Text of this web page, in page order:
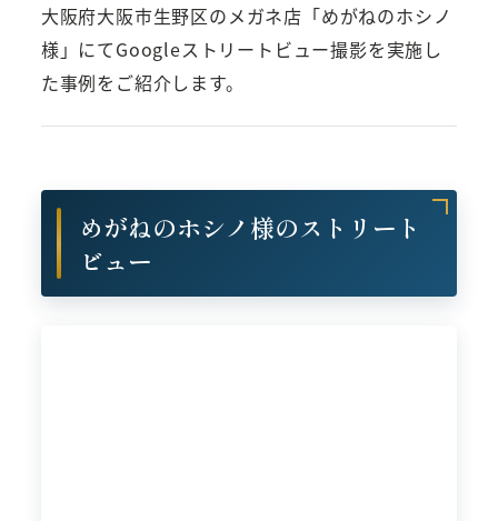
大阪府大阪市生野区のメガネ店「めがねのホシノ
様」にてGoogleストリートビュー撮影を実施し
た事例をご紹介します。
めがねのホシノ様のストリート
ビュー